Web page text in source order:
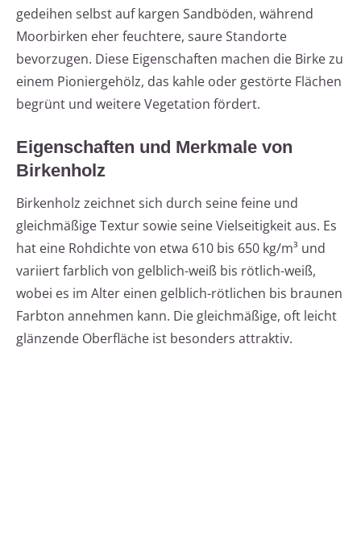
gedeihen selbst auf kargen Sandböden, während
Moorbirken eher feuchtere, saure Standorte
bevorzugen. Diese Eigenschaften machen die Birke zu
einem Pioniergehölz, das kahle oder gestörte Flächen
begrünt und weitere Vegetation fördert.
Eigenschaften und Merkmale von
Birkenholz
Birkenholz zeichnet sich durch seine feine und
gleichmäßige Textur sowie seine Vielseitigkeit aus. Es
hat eine Rohdichte von etwa 610 bis 650 kg/m³ und
variiert farblich von gelblich-weiß bis rötlich-weiß,
wobei es im Alter einen gelblich-rötlichen bis braunen
Farbton annehmen kann. Die gleichmäßige, oft leicht
glänzende Oberfläche ist besonders attraktiv.